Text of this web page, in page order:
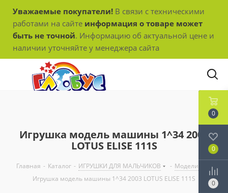
Уважаемые покупатели! В связи с техническими
работами на сайте информация о товаре может
быть не точной. Информацию об актуальной цене и
наличии уточняйте у менеджера сайта
Игрушка модель машины 1^34 2003
LOTUS ELISE 111S
Главная - Каталог - ИГРУШКИ ДЛЯ МАЛЬЧИКОВ - Модели
Игрушка модель машины 1^34 2003 LOTUS ELISE 111S
0
0
0